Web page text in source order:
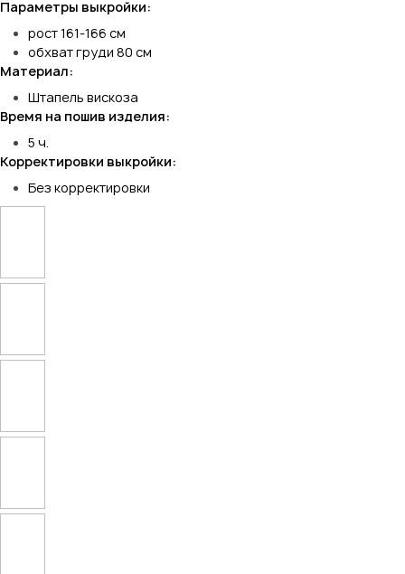
Параметры выкройки:
рост 161-166 см
обхват груди 80 см
Материал:
Штапель вискоза
Время на пошив изделия:
5 ч.
Корректировки выкройки:
Без корректировки